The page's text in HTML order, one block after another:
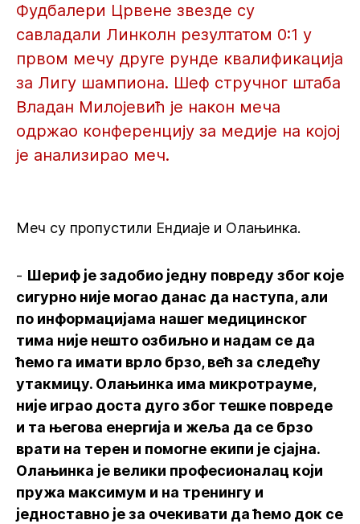
Фудбалери Црвене звезде су
савладали Линколн резултатом 0:1 у
првом мечу друге рунде квалификација
за Лигу шампиона. Шеф стручног штаба
Владан Милојевић је након меча
одржао конференцију за медије на којој
је анализирао меч.
Меч су пропустили Ендиаје и Олањинка.
- Шериф је задобио једну повреду због које
сигурно није могао данас да наступа, али
по информацијама нашег медицинског
тима није нешто озбиљно и надам се да
ћемо га имати врло брзо, већ за следећу
утакмицу. Олањинка има микротрауме,
није играо доста дуго због тешке повреде
и та његова енергија и жеља да се брзо
врати на терен и помогне екипи је сјајна.
Олањинка је велики професионалац који
пружа максимум и на тренингу и
једноставно је за очекивати да ћемо док се